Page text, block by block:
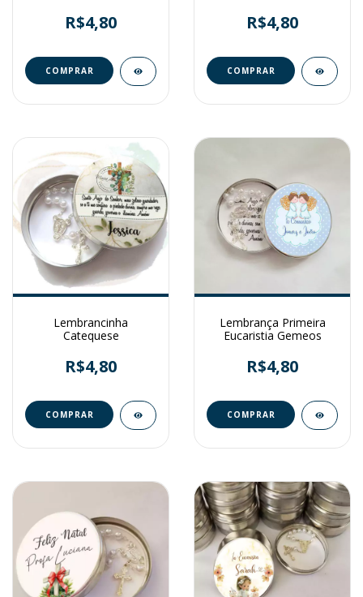
R$4,80 R$4,80
Lembrancinha
Catequese
R$4,80
Lembrança Primeira
Eucaristia Gemeos
R$4,80